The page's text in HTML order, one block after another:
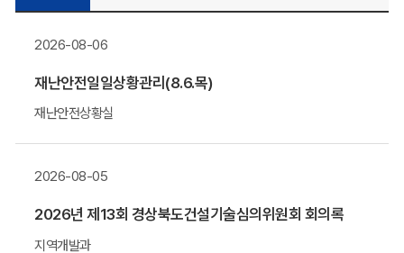
2026-08-06
재난안전일일상황관리(8.6.목)
재난안전상황실
2026-08-05
2026년 제13회 경상북도건설기술심의위원회 회의록
지역개발과